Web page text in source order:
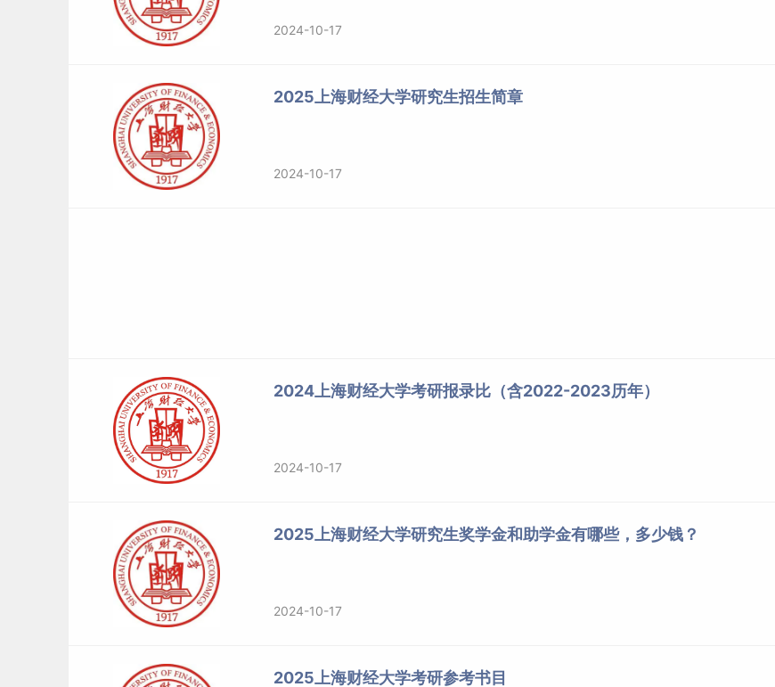
2024-10-17
2025上海财经大学研究生招生简章
2024-10-17
2024上海财经大学考研报录比（含2022-2023历年）
2024-10-17
2025上海财经大学研究生奖学金和助学金有哪些，多少钱？
2024-10-17
2025上海财经大学考研参考书目